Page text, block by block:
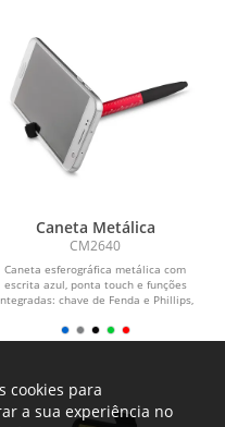
Caneta Metálica
CM2640
Caneta esferográfica metálica com
escrita azul, ponta touch e funções
chave de Fenda e Phillips,
cookies para
a sua experiência no